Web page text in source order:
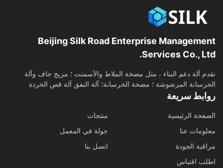
Beijing Silk Road Enterprise Management
Services Co., Ltd.
نقدم آلة دعم البناء ، مثل مضخة الملاط والأسمنت ؛ مزيج جاف وآلة
الخرسانة المرشوشة ؛ مضخة الخرسانة؛ آلة النفق آلة قص الخردة
روابط سريعة
الصفحة الرئيسية
منتجات
معلومات عنا
جولة في المعمل
مراقبة الجودة
اتصل بنا
اطلب اقتباس